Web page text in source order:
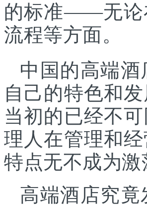
的标准——无论
流程等方面。
中国的高端
自己的特色和
当初的已经不
理人在管理和
特点无不成为
高端酒店究